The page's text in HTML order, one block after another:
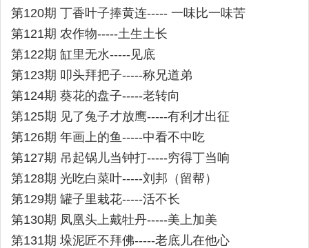
第120期 丁香叶子捧黄连----- 一味比一味苦
第121期 农作物-----土生土长
第122期 缸里无水-----见底
第123期 叩头拜把子-----称兄道弟
第124期 葵花的盘子-----老转向
第125期 见了兔子才放鹰-----有利才出征
第126期 年画上的鱼-----中看不中吃
第127期 吊起锅儿当钟打-----穷得丁当响
第128期 光吃白菜叶-----刘邦（留帮）
第129期 罐子里栽花-----活不长
第130期 凤凰头上戴牡丹-----美上加美
第131期 垛泥匠不拜佛-----老底儿在他心